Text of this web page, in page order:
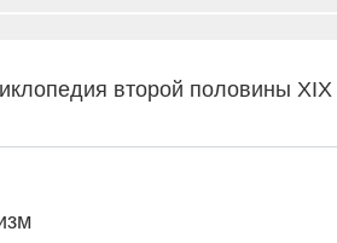
второй половины XIX